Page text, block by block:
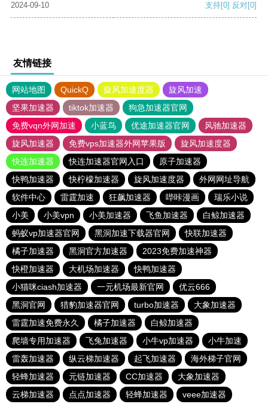
2024-09-10 支持[0] 反对[0]
友情链接
网站地图 QuickQ 旋风加速度器
旋风加速
坚果加速器
tiktok加速器
狗急加速器官网
免费vqn外网加速
小蓝鸟 优途加速器官网
风驰加速器
旋风加速器
免费vps加速器外网苹果版
旋风加速度器
快连加速器
快连加速器官网入口
原子加速器
快鸭加速器
快柠檬加速器 旋风加速度器
外网网址导航
软件中心
雷霆加速 狂飙加速器 哔咔漫画
瑞乐小说
小美
小美vpn 小美加速器 飞鱼加速器
白鲸加速器
蚂蚁vp加速器官网
黑洞加速下载器官网
快联加速器
橘子加速器
黑洞官方加速器
2023免费加速神器
快橙加速器
大机场加速器
快鸭加速器
小猫咪ciash加速器
一元机场最新官网
优云666
黑洞官网
猎豹加速器官网 turbo加速器
大象加速器
雷霆加速免费永久
橘子加速器
白鲸加速器
爬墙专用加速器
飞兔加速器 小牛vp加速器
小牛加速
雷轰加速器
纵云梯加速器 起飞加速器
海外梯子官网
轻蜂加速器
元链加速器 CC加速器
大象加速器
云梯加速器
点点加速器 轻蜂加速器 veee加速器